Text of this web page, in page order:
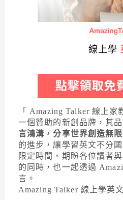
線上學
「 Amazing Talker 線上
一個贊助的新創品牌，其
言鴻溝，分享世界創造無
的進步，讓學習英文不分
限定時間，期盼各位讀者
的同時，也一起透過
言。
Amazing Talker 線上學英文